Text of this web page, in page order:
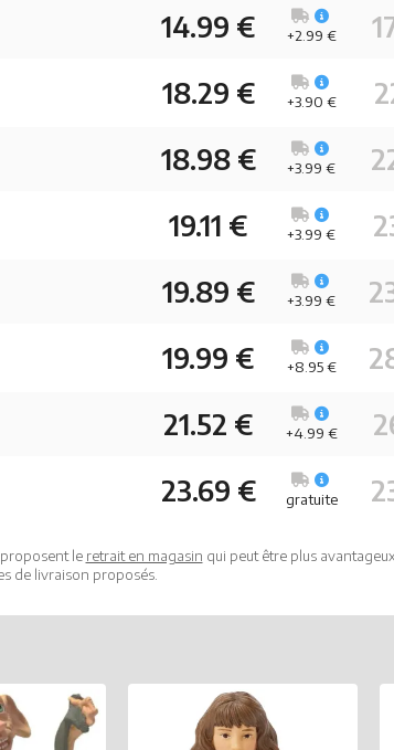
14.99 € +2.99 €
18.29 € +3.90 €
18.98 € +3.99 €
19.11 € +3.99 €
19.89 € +3.99 €
19.99 € +8.95 €
21.52 € +4.99 €
23.69 € gratuite
le retrait en magasin qui peut être plus
de livraison proposés.